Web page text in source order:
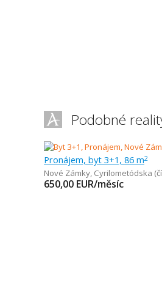
Podobné
Pronájem, byt 3+1, 86 m2
Nové Zámky, Cyrilometódska
650,00 EUR/měsíc